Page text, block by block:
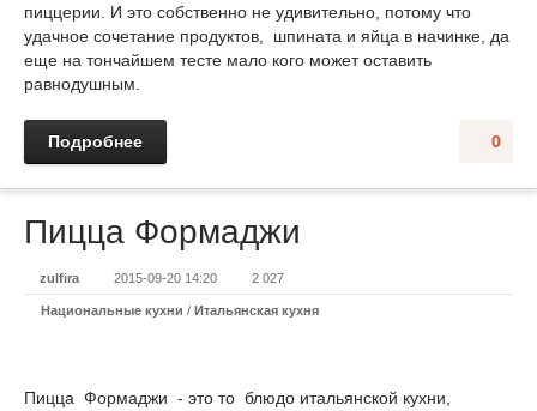
пиццерии. И это собственно не удивительно, потому что
удачное сочетание продуктов, шпината и яйца в начинке, да
еще на тончайшем тесте мало кого может оставить
равнодушным.
0
Подробнее
Пицца Формаджи
zulfira 2015-09-20 14:20 2 027
Национальные кухни / Итальянская кухня
Пицца Формаджи - это то блюдо итальянской кухни,